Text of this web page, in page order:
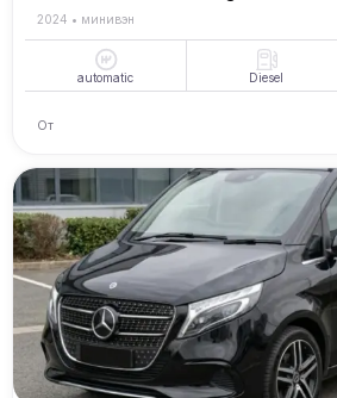
2024 • минивэн
automatic Diesel
От